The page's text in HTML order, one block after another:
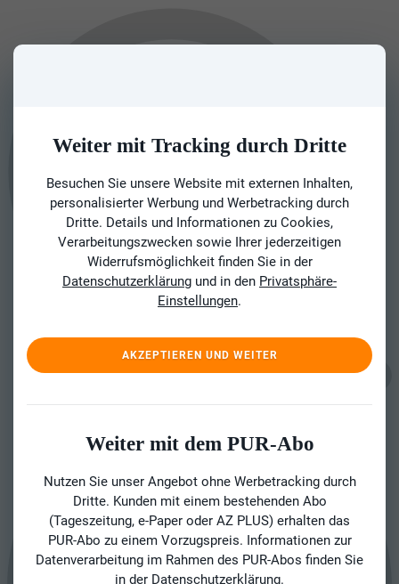
Weiter mit Tracking durch Dritte
Besuchen Sie unsere Website mit externen Inhalten,
personalisierter Werbung und Werbetracking durch
Dritte. Details und Informationen zu Cookies,
Verarbeitungszwecken sowie Ihrer jederzeitigen
Widerrufsmöglichkeit finden Sie in der
Datenschutzerklärung und in den Privatsphäre-
Einstellungen.
AKZEPTIEREN UND WEITER
Weiter mit dem PUR-Abo
Nutzen Sie unser Angebot ohne Werbetracking durch
Dritte. Kunden mit einem bestehenden Abo
(Tageszeitung, e-Paper oder AZ PLUS) erhalten das
PUR-Abo zu einem Vorzugspreis. Informationen zur
Datenverarbeitung im Rahmen des PUR-Abos finden Sie
in der Datenschutzerklärung.